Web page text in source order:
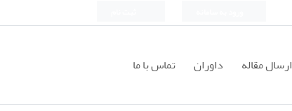
ارسال مقاله داوران تماس با ما